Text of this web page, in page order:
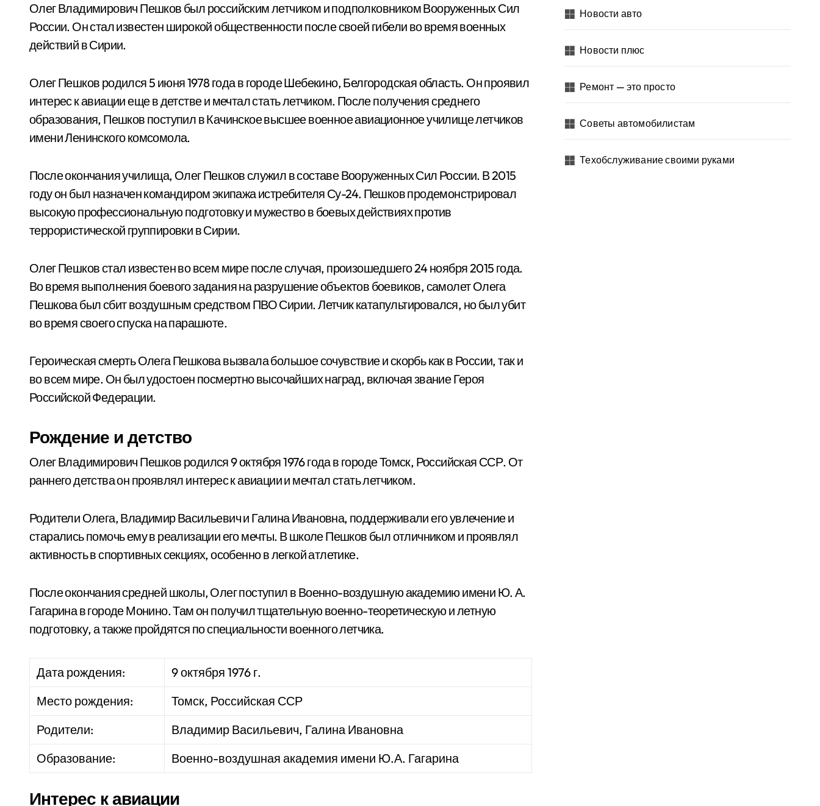
Олег Владимирович Пешков был российским летчиком и подполковником Вооруженных Сил
России. Он стал известен широкой общественности после своей гибели во время военных
действий в Сирии.
Олег Пешков родился 5 июня 1978 года в городе Шебекино, Белгородская область. Он проявил
интерес к авиации еще в детстве и мечтал стать летчиком. После получения среднего
образования, Пешков поступил в Качинское высшее военное авиационное училище летчиков
имени Ленинского комсомола.
После окончания училища, Олег Пешков служил в составе Вооруженных Сил России. В 2015
году он был назначен командиром экипажа истребителя Су-24. Пешков продемонстрировал
высокую профессиональную подготовку и мужество в боевых действиях против
террористической группировки в Сирии.
Олег Пешков стал известен во всем мире после случая, произошедшего 24 ноября 2015 года.
Во время выполнения боевого задания на разрушение объектов боевиков, самолет Олега
Пешкова был сбит воздушным средством ПВО Сирии. Летчик катапультировался, но был убит
во время своего спуска на парашюте.
Героическая смерть Олега Пешкова вызвала большое сочувствие и скорбь как в России, так и
во всем мире. Он был удостоен посмертно высочайших наград, включая звание Героя
Российской Федерации.
Рождение и детство
Олег Владимирович Пешков родился 9 октября 1976 года в городе Томск, Российская ССР. От
раннего детства он проявлял интерес к авиации и мечтал стать летчиком.
Родители Олега, Владимир Васильевич и Галина Ивановна, поддерживали его увлечение и
старались помочь ему в реализации его мечты. В школе Пешков был отличником и проявлял
активность в спортивных секциях, особенно в легкой атлетике.
После окончания средней школы, Олег поступил в Военно-воздушную академию имени Ю. А.
Гагарина в городе Монино. Там он получил тщательную военно-теоретическую и летную
подготовку, а также пройдятся по специальности военного летчика.
Дата рождения:
9 октября 1976 г.
Место рождения:
Томск, Российская ССР
Родители:
Владимир Васильевич, Галина Ивановна
Образование:
Военно-воздушная академия имени Ю.А. Гагарина
Интерес к авиации
Новости авто
Новости плюс
Ремонт — это просто
Советы автомобилистам
Техобслуживание своими руками